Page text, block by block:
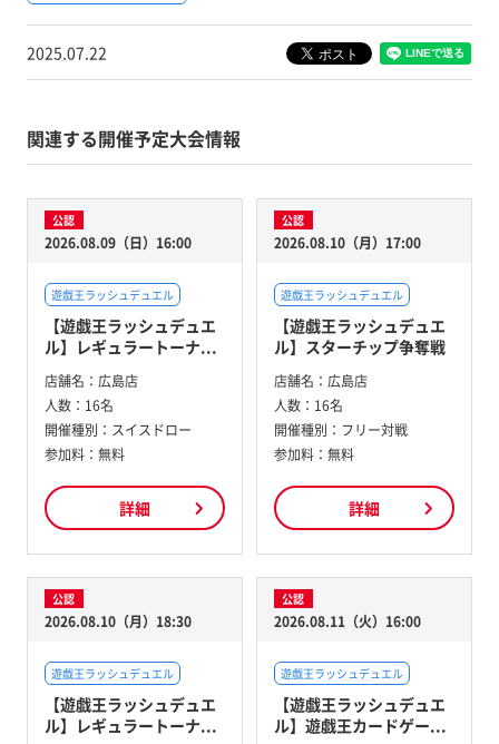
2025.07.22
関連する開催予定大会情報
公認
2026.08.09（日）16:00
遊戯王ラッシュデュエル
【遊戯王ラッシュデュエ
ル】レギュラートーナ...
店舗名： 広島店
人数： 16名
開催種別： スイスドロー
参加料： 無料
詳細
公認
2026.08.10（月）17:00
遊戯王ラッシュデュエル
【遊戯王ラッシュデュエ
ル】スターチップ争奪戦
店舗名： 広島店
人数： 16名
開催種別： フリー対戦
参加料： 無料
詳細
公認
2026.08.10（月）18:30
遊戯王ラッシュデュエル
【遊戯王ラッシュデュエ
ル】レギュラートーナ...
公認
2026.08.11（火）16:00
遊戯王ラッシュデュエル
【遊戯王ラッシュデュエ
ル】遊戯王カードゲー...